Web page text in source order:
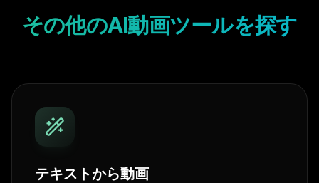
その他のAI動画ツールを探す
テキストから動画